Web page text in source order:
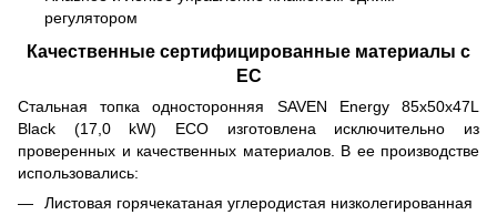
регулятором
Качественные сертифицированные материалы с
ЕС
Стальная топка односторонняя SAVEN Energy 85х50х47L
Black (17,0 kW) ECO изготовлена исключительно из
проверенных и качественных материалов. В ее производстве
использовались:
Листовая горячекатаная углеродистая низколегированная